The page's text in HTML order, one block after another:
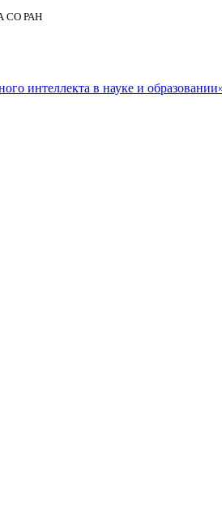
СО РАН
интеллекта в науке и